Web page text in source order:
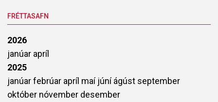
FRÉTTASAFN
2026
janúar apríl
2025
janúarfebrúar apríl maí júníágúst september
október nóvember desember